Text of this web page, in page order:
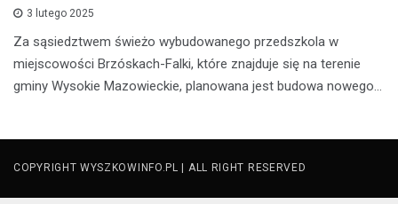
3 lutego 2025
Za sąsiedztwem świeżo wybudowanego przedszkola w
miejscowości Brzóskach-Falki, które znajduje się na terenie
gminy Wysokie Mazowieckie, planowana jest budowa nowego…
COPYRIGHT WYSZKOWINFO.PL | ALL RIGHT RESERVED